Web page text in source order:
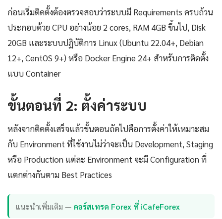
ก่อนเริ่มติดตั้งต้องตรวจสอบว่าระบบมี Requirements ครบถ้วน
ประกอบด้วย CPU อย่างน้อย 2 cores, RAM 4GB ขึ้นไป, Disk
20GB และระบบปฏิบัติการ Linux (Ubuntu 22.04+, Debian
12+, CentOS 9+) หรือ Docker Engine 24+ สำหรับการติดตั้ง
แบบ Container
ขั้นตอนที่ 2: ตั้งค่าระบบ
หลังจากติดตั้งเสร็จแล้วขั้นตอนถัดไปคือการตั้งค่าให้เหมาะสม
กับ Environment ที่ใช้งานไม่ว่าจะเป็น Development, Staging
หรือ Production แต่ละ Environment จะมี Configuration ที่
แตกต่างกันตาม Best Practices
แนะนำเพิ่มเติม — คอร์สเทรด Forex ที่ iCafeForex